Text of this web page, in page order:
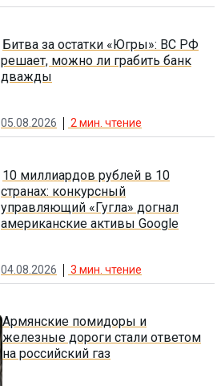
Битва за остатки «Югры»: ВС РФ
решает, можно ли грабить банк
дважды
05.08.2026 2мин. чтение
10 миллиардов рублей в 10
странах: конкурсный
управляющий «Гугла» догнал
американские активы Google
04.08.2026 3 мин. чтение
Армянские помидоры и
железные дороги стали ответом
на российский газ